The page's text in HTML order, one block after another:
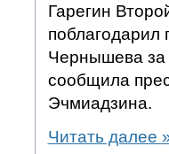
Гарегин
поблагодарил
Чернышева за
сообщила
Эчмиадзина.
Читать далее